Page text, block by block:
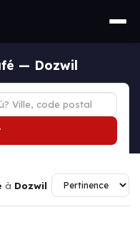
— Dozwil
à Dozwil